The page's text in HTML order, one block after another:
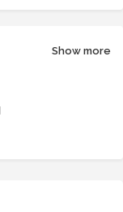
Show more